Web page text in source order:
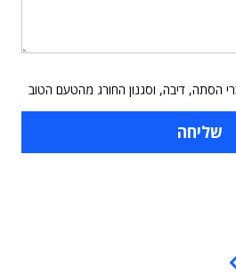
הסתה, דיבה, וסגנון החורג מהטעם הטוב